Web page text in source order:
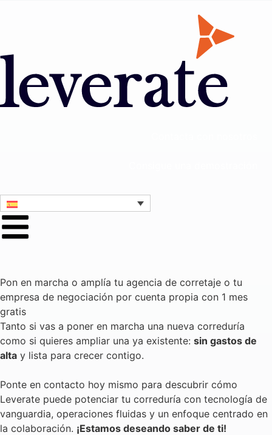
Pon en marcha o amplía tu agencia de corretaje o tu
empresa de negociación por cuenta propia con 1 mes
gratis
Tanto si vas a poner en marcha una nueva correduría
como si quieres ampliar una ya existente: sin gastos de
alta y lista para crecer contigo.
Ponte en contacto hoy mismo para descubrir cómo
Leverate puede potenciar tu correduría con tecnología de
vanguardia, operaciones fluidas y un enfoque centrado en
la colaboración. ¡Estamos deseando saber de ti!